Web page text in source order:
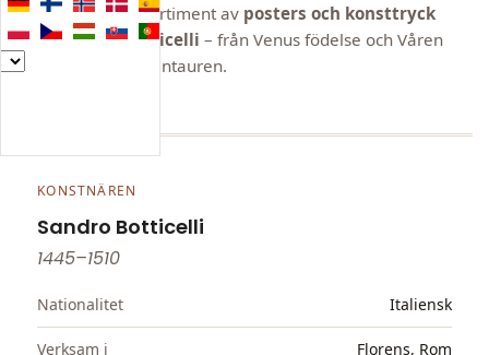
Utforska vårt sortiment av posters och konsttryck
av Sandro Botticelli – från Venus födelse och Våren
till Pallas och Kentauren.
KONSTNÄREN
Sandro Botticelli
1445–1510
Nationalitet Italiensk
Verksam i Florens, Rom